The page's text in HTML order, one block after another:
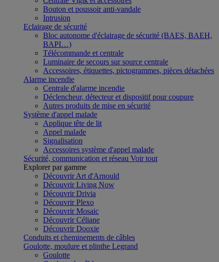
Bouton et poussoir anti-vandale
Intrusion
Eclairage de sécurité
Bloc autonome d'éclairage de sécurité (BAES, BAEH,
BAPI…)
Télécommande et centrale
Luminaire de secours sur source centrale
Accessoires, étiquettes, pictogrammes, pièces détachées
Alarme incendie
Centrale d'alarme incendie
Déclencheur, détecteur et dispositif pour coupure
Autres produits de mise en sécurité
Système d'appel malade
Applique tête de lit
Appel malade
Signalisation
Accessoires système d'appel malade
Sécurité, communication et réseau Voir tout
Explorer par gamme
Découvrir Art d'Arnould
Découvrir Living Now
Découvrir Drivia
Découvrir Plexo
Découvrir Mosaic
Découvrir Céliane
Découvrir Dooxie
Conduits et cheminements de câbles
Goulotte, moulure et plinthe Legrand
Goulotte